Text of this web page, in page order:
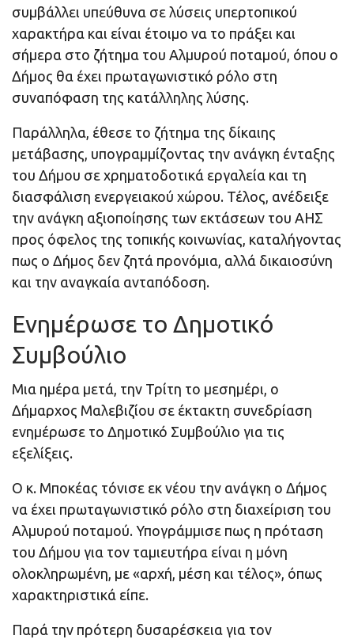
συμβάλλει υπεύθυνα σε λύσεις υπερτοπικού
χαρακτήρα και είναι έτοιμο να το πράξει και
σήμερα στο ζήτημα του Αλμυρού ποταμού, όπου ο
Δήμος θα έχει πρωταγωνιστικό ρόλο στη
συναπόφαση της κατάλληλης λύσης.
Παράλληλα, έθεσε το ζήτημα της δίκαιης
μετάβασης, υπογραμμίζοντας την ανάγκη ένταξης
του Δήμου σε χρηματοδοτικά εργαλεία και τη
διασφάλιση ενεργειακού χώρου. Τέλος, ανέδειξε
την ανάγκη αξιοποίησης των εκτάσεων του ΑΗΣ
προς όφελος της τοπικής κοινωνίας, καταλήγοντας
πως ο Δήμος δεν ζητά προνόμια, αλλά δικαιοσύνη
και την αναγκαία ανταπόδοση.
Ενημέρωσε το Δημοτικό
Συμβούλιο
Μια ημέρα μετά, την Τρίτη το μεσημέρι, ο
Δήμαρχος Μαλεβιζίου σε έκτακτη συνεδρίαση
ενημέρωσε το Δημοτικό Συμβούλιο για τις
εξελίξεις.
Ο κ. Μποκέας τόνισε εκ νέου την ανάγκη ο Δήμος
να έχει πρωταγωνιστικό ρόλο στη διαχείριση του
Αλμυρού ποταμού. Υπογράμμισε πως η πρόταση
του Δήμου για τον ταμιευτήρα είναι η μόνη
ολοκληρωμένη, με «αρχή, μέση και τέλος», όπως
χαρακτηριστικά είπε.
Παρά την πρότερη δυσαρέσκεια για τον